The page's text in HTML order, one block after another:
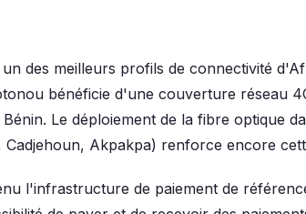
des meilleurs profils de connectivité
bénéficie d'une couverture réseau
Le déploiement de la fibre optique
Cadjehoun, Akpakpa) renforce encore
l'infrastructure de paiement de